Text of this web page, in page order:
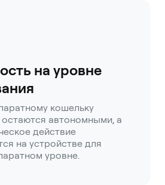
на уровне
кошельку
остаются автономными, а
действие
на устройстве для
уровне.